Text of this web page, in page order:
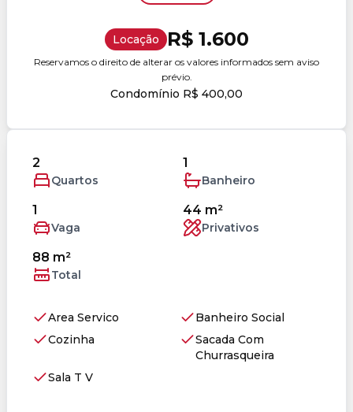
Locação R$ 1.600
Reservamos o direito de alterar os valores informados sem aviso
prévio.
Condomínio R$ 400,00
2
Quartos
1
Banheiro
1
Vaga
44 m²
Privativos
88 m²
Total
Area Servico
Banheiro Social
Cozinha
Sacada Com
Churrasqueira
Sala T V